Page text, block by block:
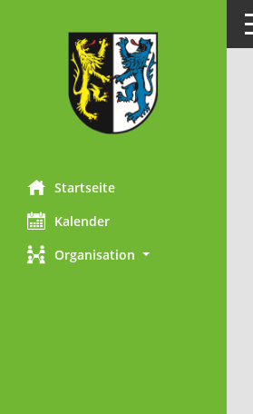
Startseite
Kalender
Organisation